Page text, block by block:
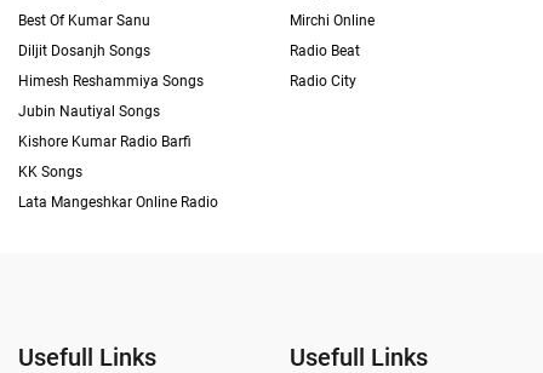
Best Of Kumar Sanu
Diljit Dosanjh Songs
Himesh Reshammiya Songs
Jubin Nautiyal Songs
Kishore Kumar Radio Barfi
KK Songs
Lata Mangeshkar Online Radio
Mirchi Online
Radio Beat
Radio City
Usefull Links Usefull Links